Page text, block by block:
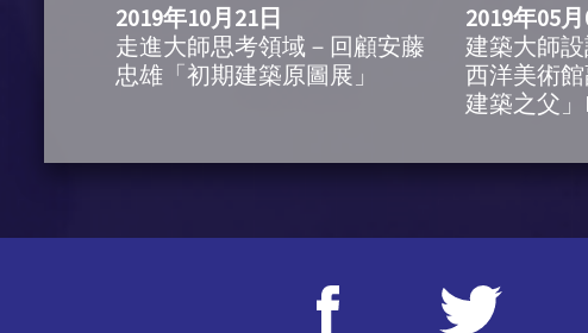
2019年10月21日
走進大師思考領域－回顧安藤
忠雄「初期建築原圖展」
2019年05月
建築大師
西洋美術
建築之父」